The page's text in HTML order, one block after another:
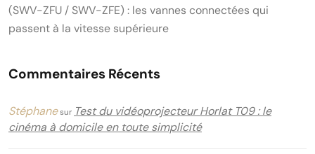
(SWV-ZFU / SWV-ZFE) : les vannes connectées qui
passent à la vitesse supérieure
Commentaires Récents
Stéphanesur Test du vidéoprojecteur Horlat T09 : le
cinéma à domicile en toute simplicité